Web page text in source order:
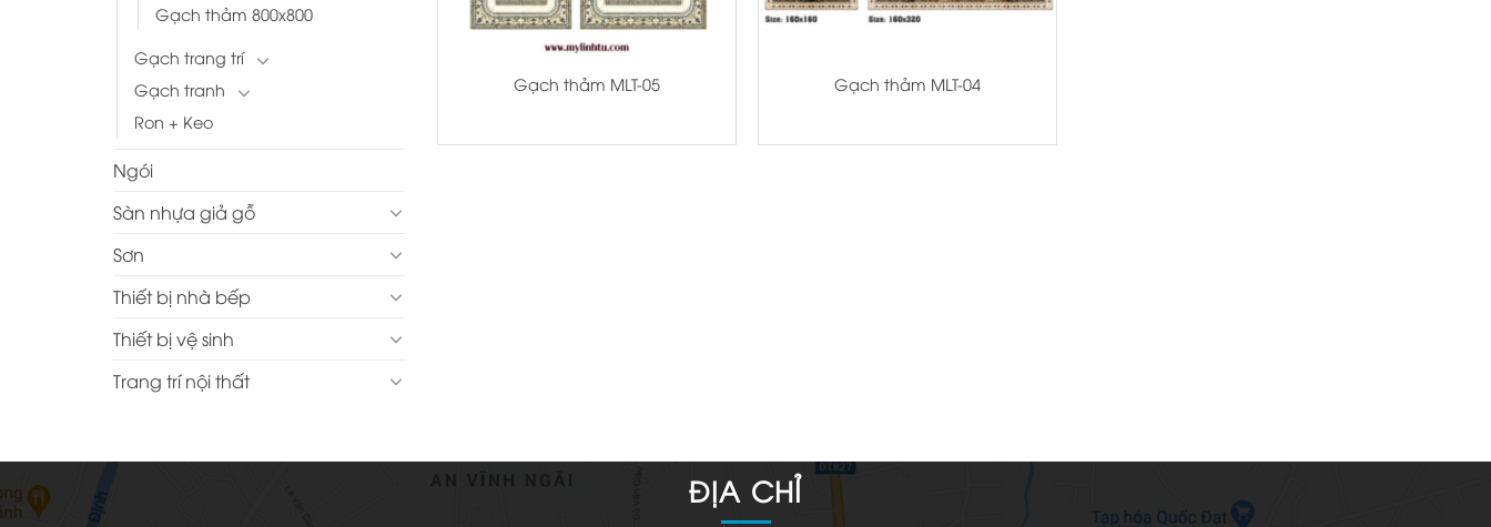
Gạch thảm 800x800
Gạch trang trí
Gạch tranh
Ron + Keo
Ngói
Sàn nhựa giả gỗ
Sơn
Thiết bị nhà bếp
Thiết bị vệ sinh
Trang trí nội thất
Gạch thảm MLT-05 Gạch thảm MLT-04
ĐỊA CHỈ